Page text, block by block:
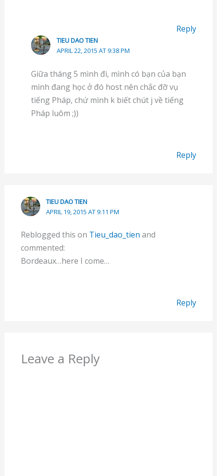
Reply
TIEU DAO TIEN
APRIL 22, 2015 AT 9:38 PM
Giữa tháng 5 mình đi, mình có bạn của bạn
mình đang học ở đó host nên chắc đỡ vụ
tiếng Pháp, chứ mình k biết chút j về tiếng
Pháp luôm ;))
Reply
TIEU DAO TIEN
APRIL 19, 2015 AT 9:11 PM
Reblogged this on Tieu_dao_tien and
commented:
Bordeaux…here I come…
Reply
Leave a Reply